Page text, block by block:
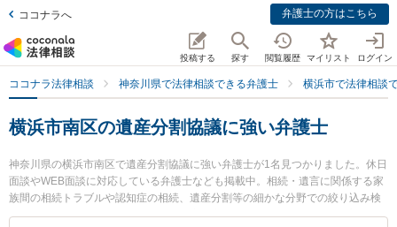
ココナラへ 弁護士の方はこちら
投稿する 探す 閲覧履歴 マイリスト ログイン
ココナラ法律相談 神奈川県で法律相談できる弁護士 横浜市で法律相談
横浜市南区の遺産分割協議に強い弁護士
神奈川県の横浜市南区で遺産分割協議に強い弁護士が1名見つかりました。休日
面談やWEB面談に対応している弁護士なども掲載中。相続・遺言に関係する家
族間の相続トラブルや認知症の相続、遺産分割等の細かな分野での絞り込み検
索もでき便利です。特に加藤法律不動産鑑定事務所の加藤 隆弁護士のプロフィ